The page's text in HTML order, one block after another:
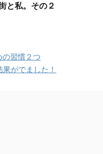
と私。その２
習慣２つ
がでました！